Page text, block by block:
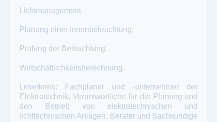
Lichtmanagement.
Planung einer Innenbeleuchtung.
Prüfung der Beleuchtung.
Wirtschaftlichkeitsberechnung.
Leserkreis: Fachplaner und -unternehmer der
Elektrotechnik, Verantwortliche für die Planung und
den Betrieb von elektrotechnischen und
lichttechnischen Anlagen, Berater und Sachkundige